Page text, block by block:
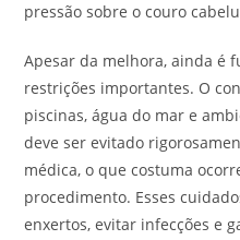
pressão sobre o couro
Apesar da melhora, ainda é
restrições importantes. O
piscinas, água do mar e
deve ser evitado
médica, o que costuma
procedimento. Esses
enxertos, evitar infecções e